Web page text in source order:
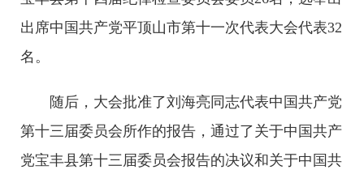
出席中国共产党平顶山市第十一次代表大会代表32
名。
随后，大会批准了刘海亮同志代表中国共产党
第十三届委员会所作的报告，通过了关于中国共产
党宝丰县第十三届委员会报告的决议和关于中国共